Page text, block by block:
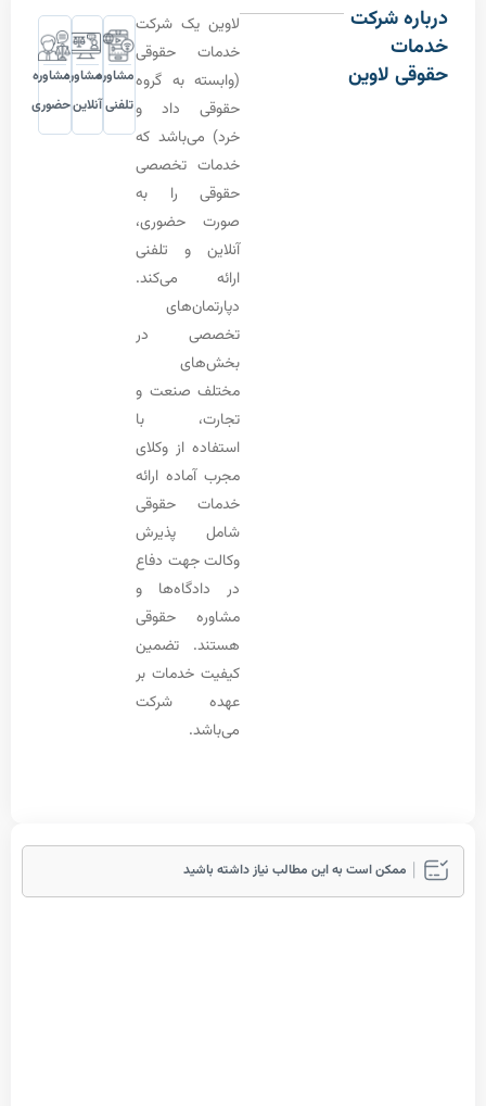
شرکت
لاوین
لاوین یک شرکت
خدمات حقوقی
(وابسته به گروه
حقوقی داد و
خرد) می‌باشد که
خدمات تخصصی
حقوقی را به
صورت حضوری،
آنلاین و تلفنی
ارائه می‌کند.
تخصصی در
مختلف صنعت و
تجارت، با
استفاده از وکلای
مجرب آماده ارائه
خدمات حقوقی
شامل پذیرش
وکالت جهت دفاع
در دادگاه‌ها و
مشاوره حقوقی
هستند. تضمین
کیفیت خدمات بر
عهده شرکت
مشاوره
تلفنی
مشاوره
آنلاین
مشاوره
حضوری
است به این مطالب نیاز داشته باشید